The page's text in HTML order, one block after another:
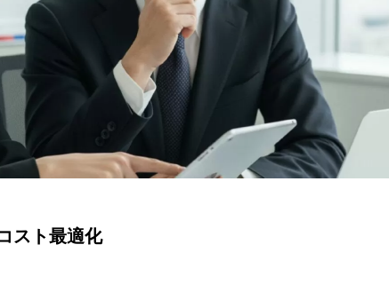
スト最適化